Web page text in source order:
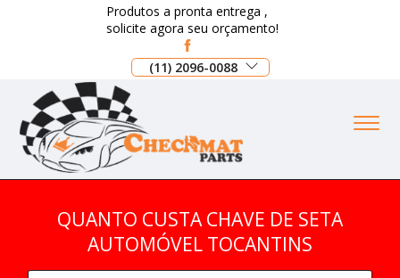
Produtos a pronta entrega ,
solicite agora seu orçamento!
(11) 2096-0088
QUANTO CUSTA CHAVE DE SETA
AUTOMÓVEL TOCANTINS